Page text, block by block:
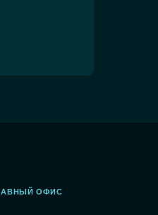
ОФИС